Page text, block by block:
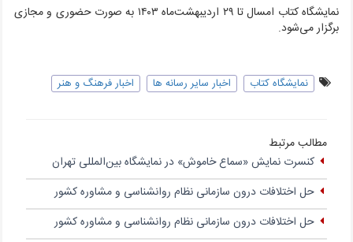
نمایشگاه کتاب امسال تا ۲۹ اردیبهشت‌ماه ۱۴۰۳ به صورت حضوری و مجازی
برگزار می‌شود.
نمایشگاه کتاب اخبار سایر رسانه ها اخبار فرهنگ و هنر
مطالب مرتبط
کنسرت نمایش «سماع خاموش» در نمایشگاه بین‌المللی تهران
حل اختلافات درون سازمانی نظام روانشناسی و مشاوره کشور
حل اختلافات درون سازمانی نظام روانشناسی و مشاوره کشور